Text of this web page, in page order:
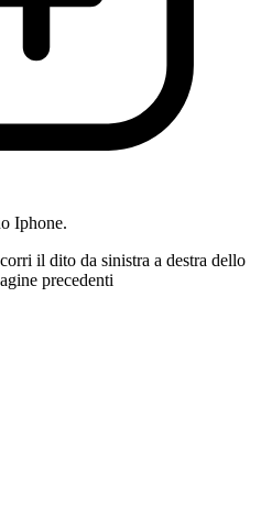
Iphone.
il dito da sinistra a destra dello
precedenti